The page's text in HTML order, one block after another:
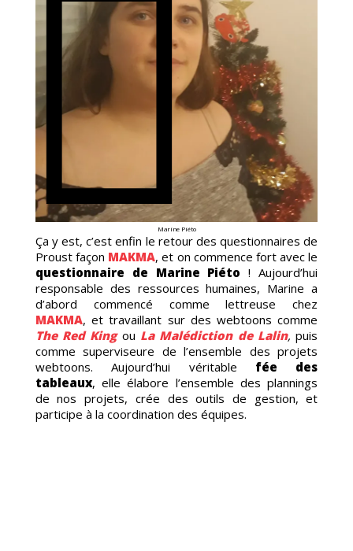
Marine Piéto
Ça y est, c’est enfin le retour des questionnaires de
Proust façon MAKMA, et on commence fort avec le
questionnaire de Marine Piéto ! Aujourd’hui
responsable des ressources humaines, Marine a
d’abord commencé comme lettreuse chez
MAKMA, et travaillant sur des webtoons comme
The Red King ou La Malédiction de Lalin,puis
comme superviseure de l’ensemble des projets
webtoons. Aujourd’hui véritable fée des
tableaux, elle élabore l’ensemble des plannings
de nos projets, crée des outils de gestion, et
participe à la coordination des équipes.